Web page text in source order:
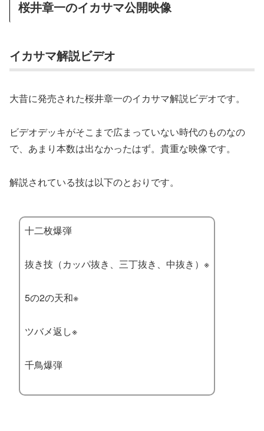
桜井章一のイカサマ公開映像
イカサマ解説ビデオ
大昔に発売された桜井章一のイカサマ解説ビデオです。
ビデオデッキがそこまで広まっていない時代のものなの
で、あまり本数は出なかったはず。貴重な映像です。
解説されている技は以下のとおりです。
十二枚爆弾
抜き技（カッパ抜き、三丁抜き、中抜き）※
5の2の天和※
ツバメ返し※
千鳥爆弾